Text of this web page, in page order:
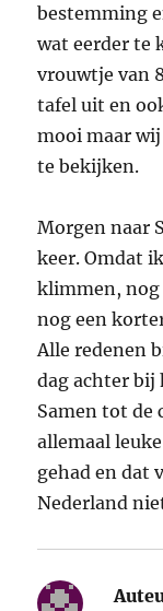
bestemming
wat eerder te
vrouwtje van
tafel uit en
mooi maar
te bekijken.
Morgen naar
keer. Omdat
klimmen, nog
nog een
Alle redenen
dag achter bij
Samen tot de
allemaal
gehad en dat
Nederland